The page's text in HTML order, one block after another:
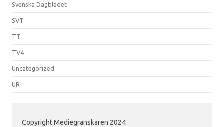
Svenska Dagbladet
SVT
TT
TV4
Uncategorized
UR
Copyright Mediegranskaren 2024